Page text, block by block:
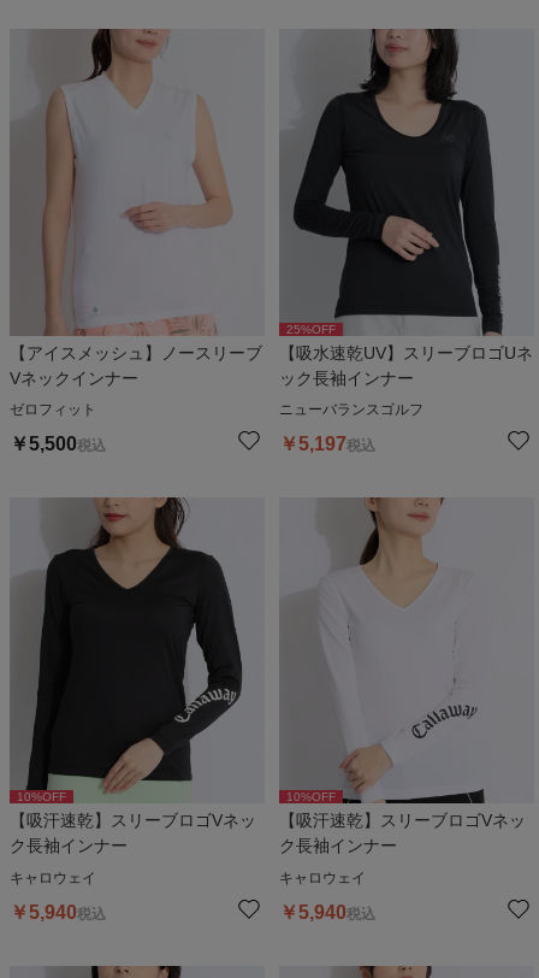
【アイスメッシュ】ノースリーブ
Vネックインナー
ゼロフィット
￥5,500税込
25%OFF
【吸水速乾UV】スリーブロゴUネ
ック長袖インナー
ニューバランスゴルフ
￥5,197税込
10%OFF
【吸汗速乾】スリーブロゴVネッ
ク長袖インナー
キャロウェイ
￥5,940税込
10%OFF
【吸汗速乾】スリーブロゴVネッ
ク長袖インナー
キャロウェイ
￥5,940税込